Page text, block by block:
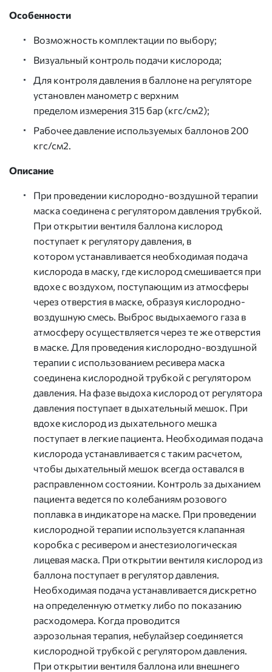
Особенности
Возможность комплектации по выбору;
Визуальный контроль подачи кислорода;
Для контроля давления в баллоне на регуляторе
установлен манометр с верхним
пределом измерения 315 бар (кгс/см2);
Рабочее давление используемых баллонов 200
кгс/см2.
Описание
При проведении кислородно-воздушной терапии
маска соединена с регулятором давления трубкой.
При открытии вентиля баллона кислород
поступает к регулятору давления, в
котором устанавливается необходимая подача
кислорода в маску, где кислород смешивается при
вдохе с воздухом, поступающим из атмосферы
через отверстия в маске, образуя кислородно-
воздушную смесь. Выброс выдыхаемого газа в
атмосферу осуществляется через те же отверстия
в маске. Для проведения кислородно-воздушной
терапии с использованием ресивера маска
соединена кислородной трубкой с регулятором
давления. На фазе выдоха кислород от регулятора
давления поступает в дыхательный мешок. При
вдохе кислород из дыхательного мешка
поступает в легкие пациента. Необходимая подача
кислорода устанавливается с таким расчетом,
чтобы дыхательный мешок всегда оставался в
расправленном состоянии. Контроль за дыханием
пациента ведется по колебаниям розового
поплавка в индикаторе на маске. При проведении
кислородной терапии используется клапанная
коробка с ресивером и анестезиологическая
лицевая маска. При открытии вентиля кислород из
баллона поступает в регулятор давления.
Необходимая подача устанавливается дискретно
на определенную отметку либо по показанию
расходомера. Когда проводится
аэрозольная терапия, небулайзер соединяется
кислородной трубкой с регулятором давления.
При открытии вентиля баллона или внешнего